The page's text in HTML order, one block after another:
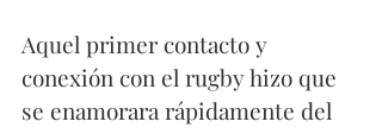
Aquel primer contacto y
conexión con el rugby hizo que
se enamorara rápidamente del